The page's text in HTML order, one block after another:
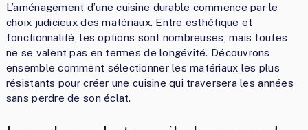
L’aménagement d’une cuisine durable commence par le
choix judicieux des matériaux. Entre esthétique et
fonctionnalité, les options sont nombreuses, mais toutes
ne se valent pas en termes de longévité. Découvrons
ensemble comment sélectionner les matériaux les plus
résistants pour créer une cuisine qui traversera les années
sans perdre de son éclat.